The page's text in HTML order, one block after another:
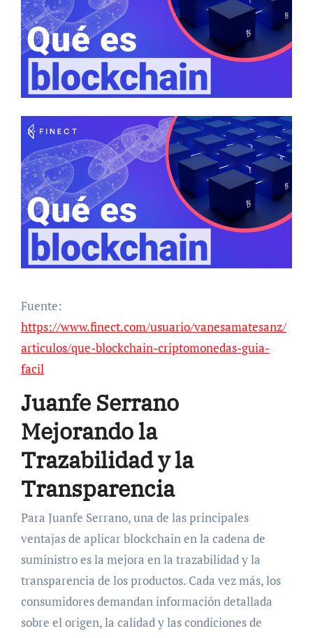
Fuente:
https://www.finect.com/usuario/vanesamatesanz/
articulos/que-blockchain-criptomonedas-guia-
facil
Juanfe Serrano
Mejorando la
Trazabilidad y la
Transparencia
Para Juanfe Serrano, una de las principales
ventajas de aplicar blockchain en la cadena de
suministro es la mejora en la trazabilidad y la
transparencia de los productos. Cada vez más, los
consumidores demandan información detallada
sobre el origen, la calidad y las condiciones de